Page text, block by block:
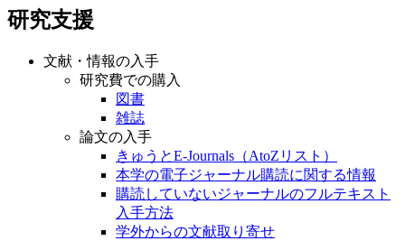
研究支援
文献・情報の入手
研究費での購入
図書
雑誌
論文の入手
きゅうとE-Journals（AtoZリスト）
本学の電子ジャーナル購読に関する情報
購読していないジャーナルのフルテキスト
入手方法
学外からの文献取り寄せ